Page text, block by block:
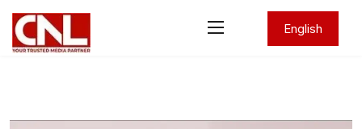
English